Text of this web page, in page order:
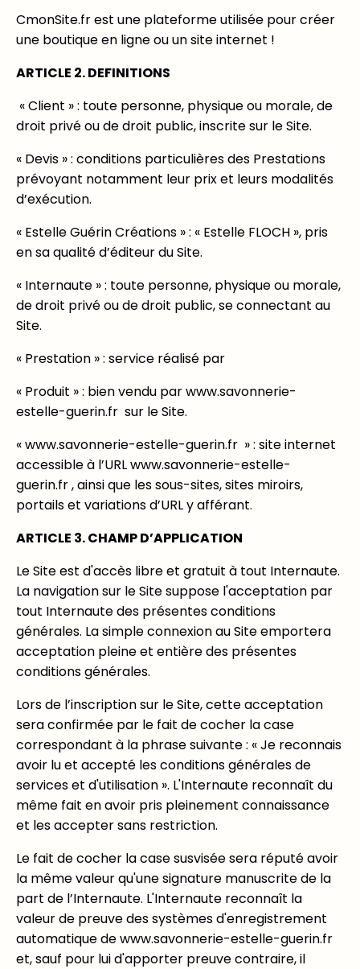
CmonSite.fr est une plateforme utilisée pour créer
une boutique en ligne ou un site internet !
ARTICLE 2. DEFINITIONS
« Client » : toute personne, physique ou morale, de
droit privé ou de droit public, inscrite sur le Site.
« Devis » : conditions particulières des Prestations
prévoyant notamment leur prix et leurs modalités
d’exécution.
« Estelle Guérin Créations » : « Estelle FLOCH », pris
en sa qualité d’éditeur du Site.
« Internaute » : toute personne, physique ou morale,
de droit privé ou de droit public, se connectant au
Site.
« Prestation » : service réalisé par
« Produit » : bien vendu par www.savonnerie-
estelle-guerin.fr sur le Site.
« www.savonnerie-estelle-guerin.fr » : site internet
accessible à l’URL www.savonnerie-estelle-
guerin.fr , ainsi que les sous-sites, sites miroirs,
portails et variations d’URL y afférant.
ARTICLE 3. CHAMP D’APPLICATION
Le Site est d'accès libre et gratuit à tout Internaute.
La navigation sur le Site suppose l'acceptation par
tout Internaute des présentes conditions
générales. La simple connexion au Site emportera
acceptation pleine et entière des présentes
conditions générales.
Lors de l’inscription sur le Site, cette acceptation
sera confirmée par le fait de cocher la case
correspondant à la phrase suivante : « Je reconnais
avoir lu et accepté les conditions générales de
services et d'utilisation ». L'Internaute reconnaît du
même fait en avoir pris pleinement connaissance
et les accepter sans restriction.
Le fait de cocher la case susvisée sera réputé avoir
la même valeur qu'une signature manuscrite de la
part de l’Internaute. L'Internaute reconnaît la
valeur de preuve des systèmes d'enregistrement
automatique de www.savonnerie-estelle-guerin.fr
et, sauf pour lui d'apporter preuve contraire, il